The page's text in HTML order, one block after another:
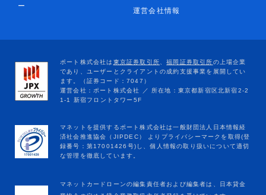
ー
運営会社情報
マネットカードローンの編集責任者および編集者は、日本貸金